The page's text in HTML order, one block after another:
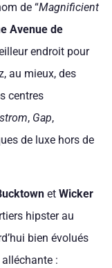
de “Magnificient
Avenue de
endroit pour
au mieux, des
centres
, Gap,
de luxe hors de
et Wicker
hipster au
bien évolués
: